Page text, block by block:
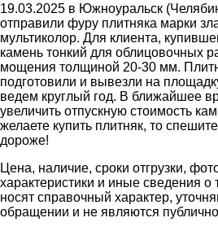
19.03.2025 в Южноуральск
отправили фуру плитняка марки
мультиколор. Для клиента,
камень тонкий для облицовочных
мощения толщиной 20-30 мм.
подготовили и вывезли на
ведем круглый год. В ближайшее
увеличить отпускную стоимость
желаете купить плитняк, то
дороже!
Цена, наличие, сроки отгрузки,
характеристики и иные сведения о
носят справочный характер,
обращении и не являются